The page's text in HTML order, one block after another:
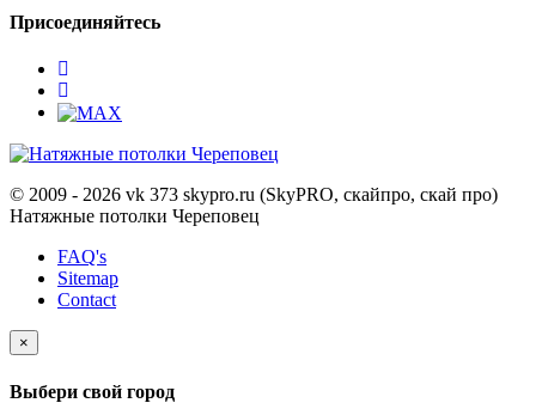
Присоединяйтесь
© 2009 - 2026 vk 373 skypro.ru (SkyPRO, скайпро, скай про)
Натяжные потолки Череповец
FAQ's
Sitemap
Contact
×
Выбери свой город